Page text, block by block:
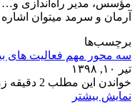
مؤسس، مدیر راه‌اندازی
آرمان و سرمد میتوان
برچسب‌ها
سه محور مهم فعالیت های
تیر ۱۰, ۱۳۹۸
خواندن این مطلب 2 دقیقه زمان میبرد
نمایش بیشتر